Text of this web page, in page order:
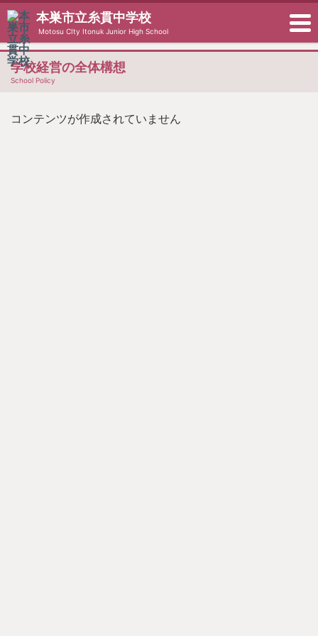
本巣市立糸貫中学校
Motosu CIty Itonuk Junior High School
学校経営の全体構想
School Policy
コンテンツが作成されていません